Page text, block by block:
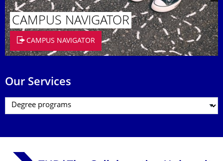
CAMPUS NAVIGATOR
CAMPUS NAVIGATOR
Our Services